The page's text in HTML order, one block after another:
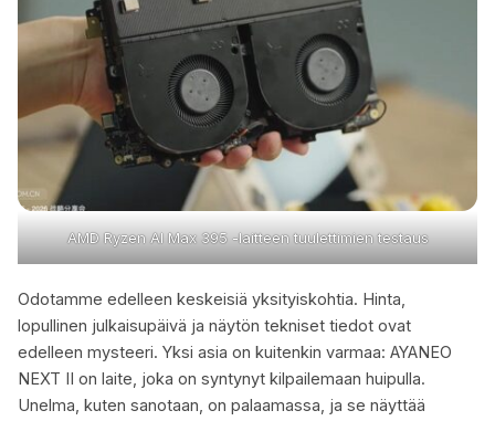
AMD Ryzen Al Max 395 -laitteen tuulettimien testaus
Odotamme edelleen keskeisiä yksityiskohtia. Hinta,
lopullinen julkaisupäivä ja näytön tekniset tiedot ovat
edelleen mysteeri. Yksi asia on kuitenkin varmaa: AYANEO
NEXT II on laite, joka on syntynyt kilpailemaan huipulla.
Unelma, kuten sanotaan, on palaamassa, ja se näyttää